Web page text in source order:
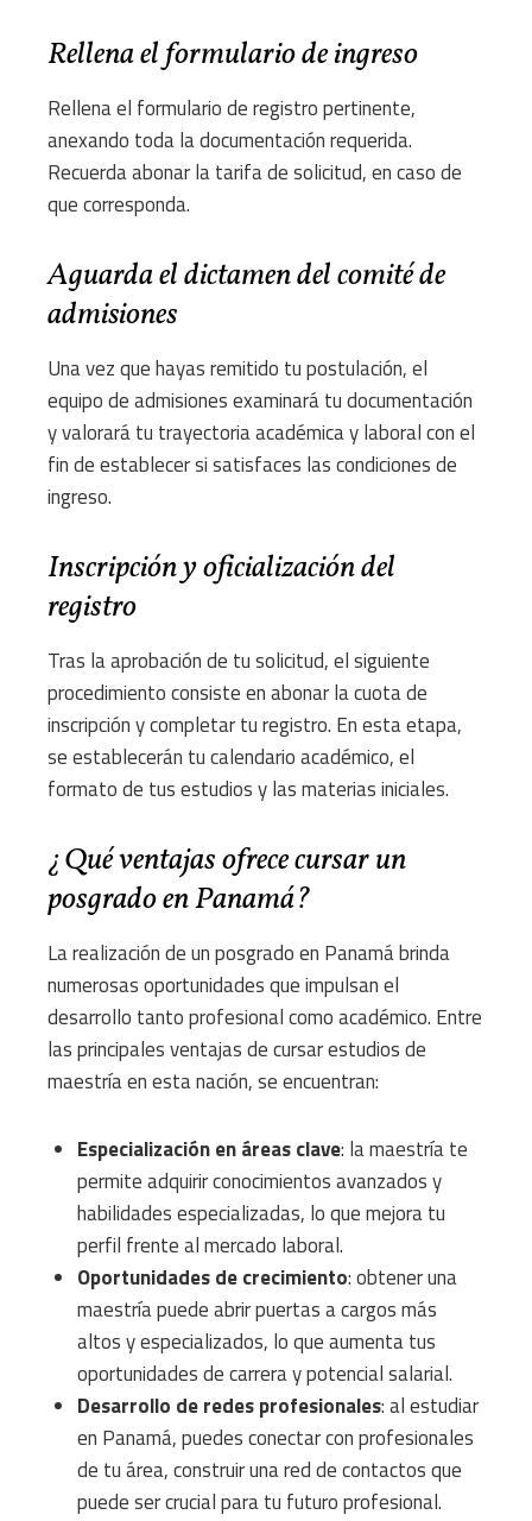
Rellena el formulario de ingreso
Rellena el formulario de registro pertinente,
anexando toda la documentación requerida.
Recuerda abonar la tarifa de solicitud, en caso de
que corresponda.
Aguarda el dictamen del comité de
admisiones
Una vez que hayas remitido tu postulación, el
equipo de admisiones examinará tu documentación
y valorará tu trayectoria académica y laboral con el
fin de establecer si satisfaces las condiciones de
ingreso.
Inscripción y oficialización del
registro
Tras la aprobación de tu solicitud, el siguiente
procedimiento consiste en abonar la cuota de
inscripción y completar tu registro. En esta etapa,
se establecerán tu calendario académico, el
formato de tus estudios y las materias iniciales.
¿Qué ventajas ofrece cursar un
posgrado en Panamá?
La realización de un posgrado en Panamá brinda
numerosas oportunidades que impulsan el
desarrollo tanto profesional como académico. Entre
las principales ventajas de cursar estudios de
maestría en esta nación, se encuentran:
Especialización en áreas clave: la maestría te
permite adquirir conocimientos avanzados y
habilidades especializadas, lo que mejora tu
perfil frente al mercado laboral.
Oportunidades de crecimiento: obtener una
maestría puede abrir puertas a cargos más
altos y especializados, lo que aumenta tus
oportunidades de carrera y potencial salarial.
Desarrollo de redes profesionales: al estudiar
en Panamá, puedes conectar con profesionales
de tu área, construir una red de contactos que
puede ser crucial para tu futuro profesional.